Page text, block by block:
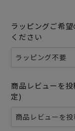
ラッピングご希
ください
商品レビューを
定)